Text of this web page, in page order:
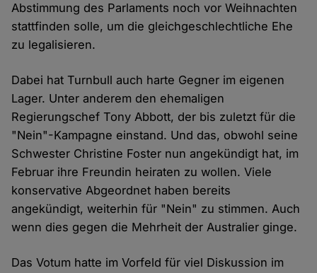
Abstimmung des Parlaments noch vor Weihnachten
stattfinden solle, um die gleichgeschlechtliche Ehe
zu legalisieren.
Dabei hat Turnbull auch harte Gegner im eigenen
Lager. Unter anderem den ehemaligen
Regierungschef Tony Abbott, der bis zuletzt für die
"Nein"-Kampagne einstand. Und das, obwohl seine
Schwester Christine Foster nun angekündigt hat, im
Februar ihre Freundin heiraten zu wollen. Viele
konservative Abgeordnet haben bereits
angekündigt, weiterhin für "Nein" zu stimmen. Auch
wenn dies gegen die Mehrheit der Australier ginge.
Das Votum hatte im Vorfeld für viel Diskussion im